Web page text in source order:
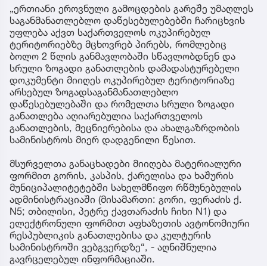
„ერთიანი ეროვნული გამოცდების გარეშე უმაღლეს
საგანმანათლებლო დაწესებულებებში ჩარიცხვის
უფლება აქვთ საქართველოს ოკუპირებულ
ტერიტორიებზე მცხოვრებ პირებს, რომლებიც
ბოლო 2 წლის განმავლობაში სწავლობდნენ და
სრული ზოგადი განათლების დამადასტურებელი
დოკუმენტი მიიღეს ოკუპირებულ ტერიტორიაზე
არსებულ ზოგადსაგანმანათლებლო
დაწესებულებაში და რომელთა სრული ზოგადი
განათლება აღიარებულია საქართველოს
განათლების, მეცნიერებისა და ახალგაზრდობის
სამინისტროს მიერ დადგენილი წესით.
მსურველთა განაცხადები მიიღება მატერიალური
ფორმით გორის, კასპის, ქარელისა და ხაშურის
მუნიციპალიტეტებში სახელმწიფო რწმუნებულის
ადმინისტრაციაში (მისამართი: გორი, ფერაძის ქ.
N5; თბილისი, პეტრე ქავთარაძის ჩიხი N1) და
ელექტრონული ფორმით აფხაზეთის ავტონომიური
რესპუბლიკის განათლებისა და კულტურის
სამინისტროში ვებგვერდზე“, - აღნიშნულია
გავრცელებულ ინფორმაციაში.